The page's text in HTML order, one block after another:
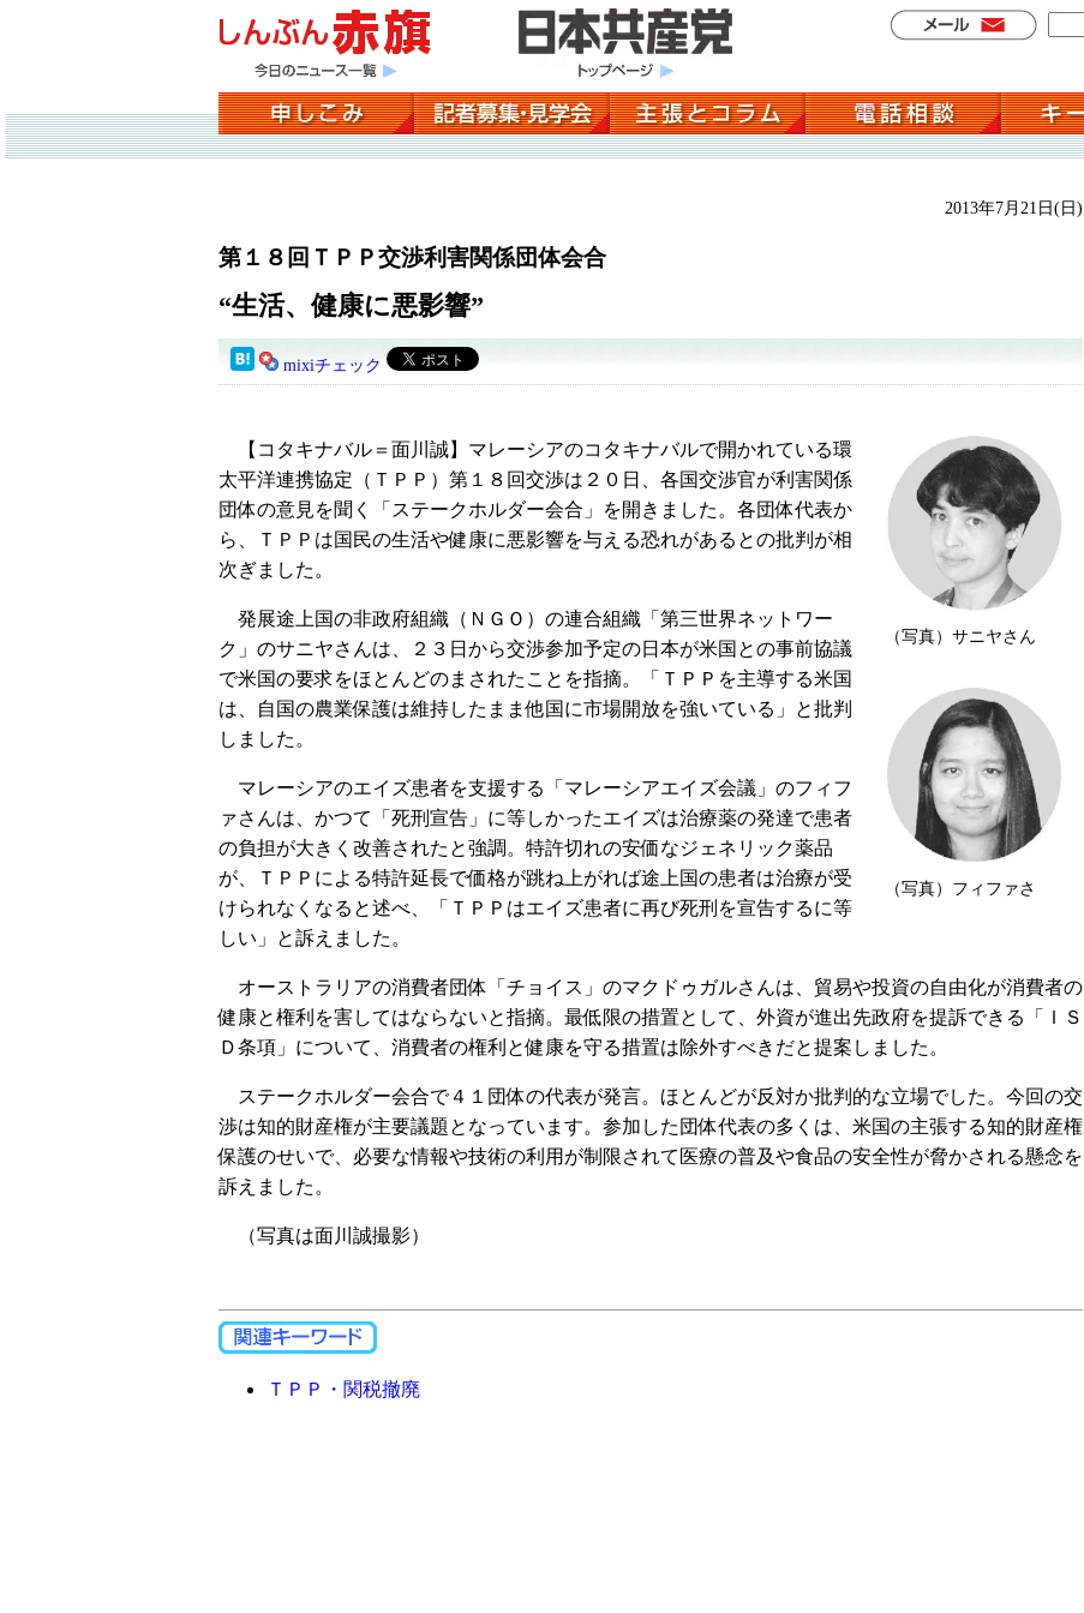
2013年7月21日(日)
第１８回ＴＰＰ交渉利害関係団体会合
“生活、健康に悪影響”
mixiチェック
（写真）サニヤさん
（写真）フィファさ
【コタキナバル＝面川誠】マレーシアのコタキナバルで開かれている環
太平洋連携協定（ＴＰＰ）第１８回交渉は２０日、各国交渉官が利害関係
団体の意見を聞く「ステークホルダー会合」を開きました。各団体代表か
ら、ＴＰＰは国民の生活や健康に悪影響を与える恐れがあるとの批判が相
次ぎました。
発展途上国の非政府組織（ＮＧＯ）の連合組織「第三世界ネットワー
ク」のサニヤさんは、２３日から交渉参加予定の日本が米国との事前協議
で米国の要求をほとんどのまされたことを指摘。「ＴＰＰを主導する米国
は、自国の農業保護は維持したまま他国に市場開放を強いている」と批判
しました。
マレーシアのエイズ患者を支援する「マレーシアエイズ会議」のフィフ
ァさんは、かつて「死刑宣告」に等しかったエイズは治療薬の発達で患者
の負担が大きく改善されたと強調。特許切れの安価なジェネリック薬品
が、ＴＰＰによる特許延長で価格が跳ね上がれば途上国の患者は治療が受
けられなくなると述べ、「ＴＰＰはエイズ患者に再び死刑を宣告するに等
しい」と訴えました。
オーストラリアの消費者団体「チョイス」のマクドゥガルさんは、貿易や投資の自由化が消費者の
健康と権利を害してはならないと指摘。最低限の措置として、外資が進出先政府を提訴できる「ＩＳ
Ｄ条項」について、消費者の権利と健康を守る措置は除外すべきだと提案しました。
ステークホルダー会合で４１団体の代表が発言。ほとんどが反対か批判的な立場でした。今回の交
渉は知的財産権が主要議題となっています。参加した団体代表の多くは、米国の主張する知的財産権
保護のせいで、必要な情報や技術の利用が制限されて医療の普及や食品の安全性が脅かされる懸念を
訴えました。
（写真は面川誠撮影）
ＴＰＰ・関税撤廃